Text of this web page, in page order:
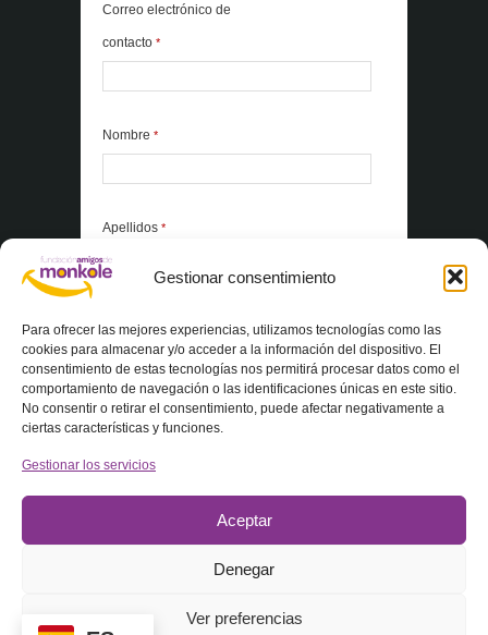
Gestionar consentimiento
Para ofrecer las mejores experiencias, utilizamos tecnologías como las
cookies para almacenar y/o acceder a la información del dispositivo. El
consentimiento de estas tecnologías nos permitirá procesar datos como el
comportamiento de navegación o las identificaciones únicas en este sitio.
No consentir o retirar el consentimiento, puede afectar negativamente a
ciertas características y funciones.
Gestionar los servicios
Aceptar
Denegar
Ver preferencias
Correo electrónico de
contacto *
Nombre *
Apellidos *
*Elementos obligatorios
Política de privacidad
reservados